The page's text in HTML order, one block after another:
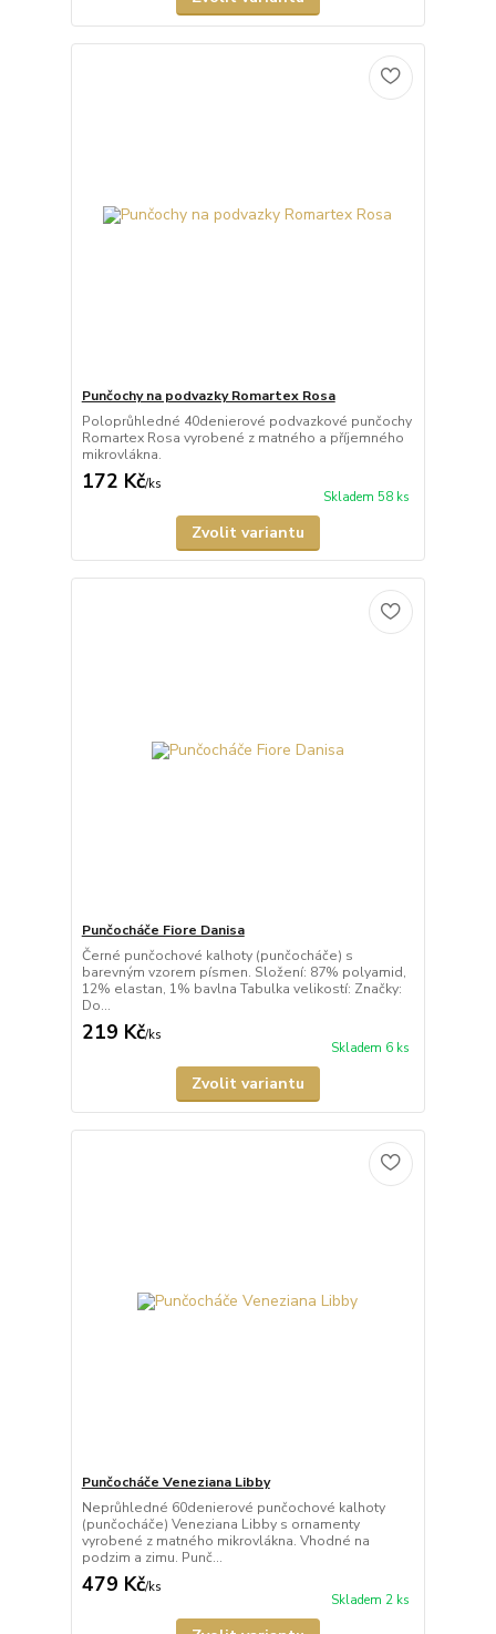
Punčochy na podvazky Romartex Rosa
Poloprůhledné 40denierové podvazkové punčochy
Romartex Rosa vyrobené z matného a příjemného
mikrovlákna.
172 Kč/ks
Skladem 58 ks
Zvolit variantu
Punčocháče Fiore Danisa
Černé punčochové kalhoty (punčocháče) s
barevným vzorem písmen. Složení: 87% polyamid,
12% elastan, 1% bavlna Tabulka velikostí: Značky:
Do...
219 Kč/ks
Skladem 6 ks
Zvolit variantu
Punčocháče Veneziana Libby
Neprůhledné 60denierové punčochové kalhoty
(punčocháče) Veneziana Libby s ornamenty
vyrobené z matného mikrovlákna. Vhodné na
podzim a zimu. Punč...
479 Kč/ks
Skladem 2 ks